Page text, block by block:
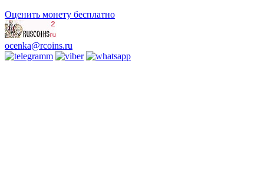
Оценить монету бесплатно
ocenka@rcoins.ru